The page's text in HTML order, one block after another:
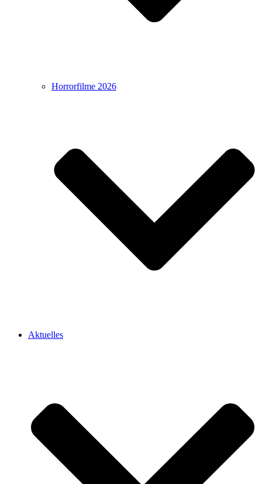
Horrorfilme 2026
Aktuelles